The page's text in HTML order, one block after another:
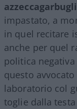
impastato, a
in quel recitare
anche per quel
politica
questo
laboratorio col
toglie dalla